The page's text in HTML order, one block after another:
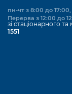
пн-чт з 8:00 до
Перерва з 12:00 до
зі стаціонарного
1551